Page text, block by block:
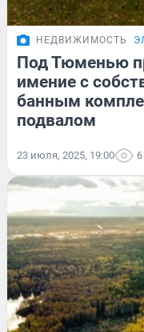
НЕДВИЖИМОСТЬ
Под Тюменью
имение с
банным
подвалом
23 июля, 2025, 19:00